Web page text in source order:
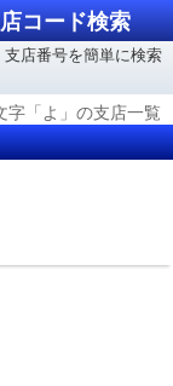
コード検索
店番号を簡単に検索
字「よ」の支店一覧